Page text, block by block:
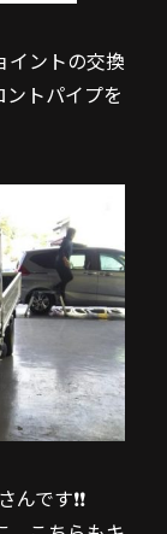
イントの交換
トパイプを
です❗❗